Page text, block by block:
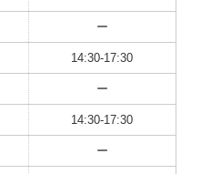
ー
14:30-17:30
ー
14:30-17:30
ー